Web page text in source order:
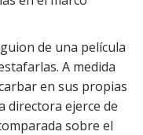
de una película
A medida
en sus propias
directora ejerce de
sobre el